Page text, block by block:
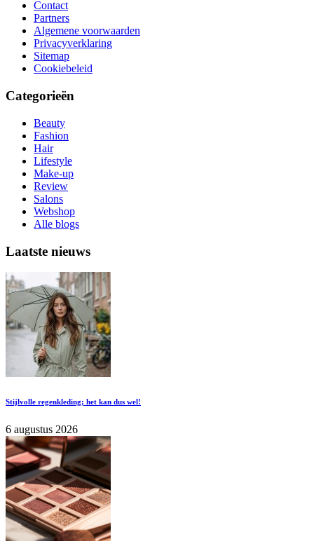
Contact
Partners
Algemene voorwaarden
Privacyverklaring
Sitemap
Cookiebeleid
Categorieën
Beauty
Fashion
Hair
Lifestyle
Make-up
Review
Salons
Webshop
Alle blogs
Laatste nieuws
Stijlvolle regenkleding; het kan dus wel!
6 augustus 2026